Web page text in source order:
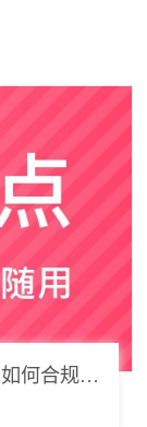
弘齐法点｜超龄用工新规出台，企业如何合规用工